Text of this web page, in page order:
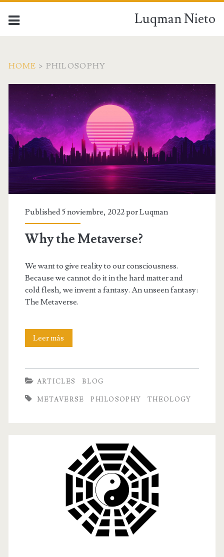
Luqman Nieto
HOME > PHILOSOPHY
Published 5 noviembre, 2022 porLuqman
Why the Metaverse?
We want to give reality to our consciousness.
Because we cannot do it in the hard matter and
cold flesh, we invent a fantasy. An unseen fantasy:
The Metaverse.
Leer más
ARTICLES BLOG
METAVERSE PHILOSOPHY THEOLOGY